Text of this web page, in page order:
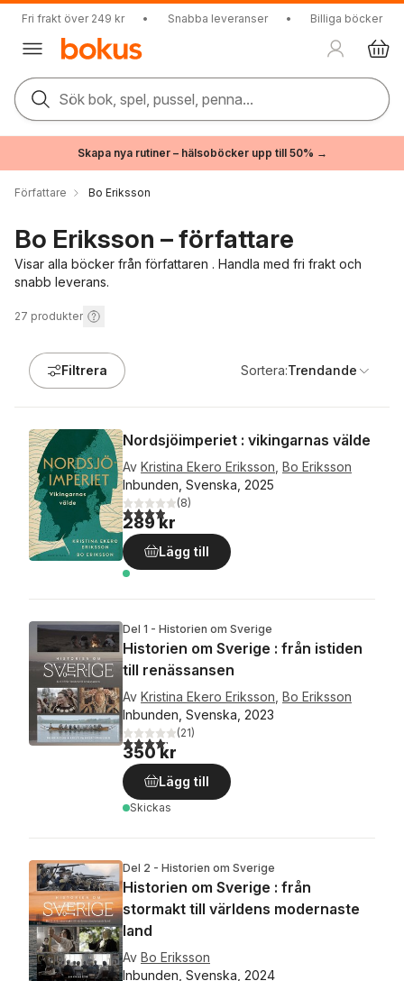
Fri frakt över 249 kr • Snabba leveranser • Billiga böcker
Sök bok, spel, pussel, penna...
Skapa nya rutiner – hälsoböcker upp till 50% →
Författare Bo Eriksson
Bo Eriksson – författare
Visar alla böcker från författaren . Handla med fri frakt och
snabb leverans.
27 produkter
Filtrera Sortera:Trendande
Nordsjöimperiet : vikingarnas välde
Av Kristina Ekero Eriksson Bo Eriksson
Inbunden, Svenska, 2025
3,9utav 5 stjärnor. Totalt antal röster:
(8)
289 kr
Lägg till
Del 1 - Historien om Sverige
Historien om Sverige : från istiden
till renässansen
Av Kristina Ekero Eriksson Bo Eriksson
Inbunden, Svenska, 2023
4,2utav 5 stjärnor. Totalt antal röster:
(21)
350 kr
Lägg till
Skickas
Del 2 - Historien om Sverige
Historien om Sverige : från
stormakt till världens modernaste
land
Av Bo Eriksson
Inbunden, Svenska, 2024